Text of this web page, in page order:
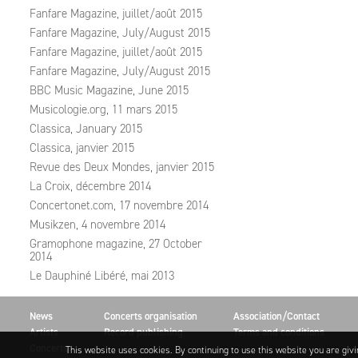
Fanfare Magazine, juillet/août 2015
Fanfare Magazine, July/August 2015
Fanfare Magazine, juillet/août 2015
Fanfare Magazine, July/August 2015
BBC Music Magazine, June 2015
Musicologie.org, 11 mars 2015
Classica, January 2015
Classica, janvier 2015
Revue des Deux Mondes, janvier 2015
La Croix, décembre 2014
Concertonet.com, 17 novembre 2014
Musikzen, 4 novembre 2014
Gramophone magazine, 27 October
2014
Le Dauphiné Libéré, mai 2013
News
Artists
Concerts
Concerts organisation
Record publishing
Association/Contact
Terms and conditions
This website uses cookies. By continuing to use this website you are